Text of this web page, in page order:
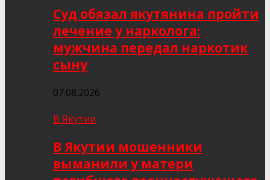
Суд обязал якутянина пройти
лечение у нарколога:
мужчина передал наркотик
сыну
07.08.2026
В Якутии
В Якутии мошенники
выманили у матери